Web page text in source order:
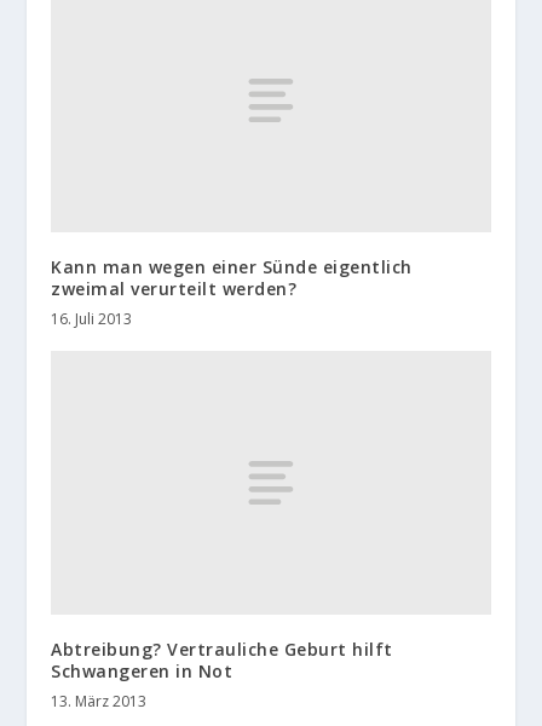
Kann man wegen einer Sünde eigentlich
zweimal verurteilt werden?
16. Juli 2013
Abtreibung? Vertrauliche Geburt hilft
Schwangeren in Not
13. März 2013